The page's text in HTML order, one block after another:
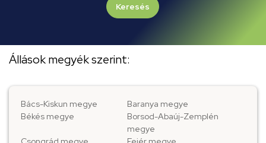
Keresés
Állások megyék szerint:
Bács-Kiskun megye
Baranya megye
Békés megye
Borsod-Abaúj-Zemplén
megye